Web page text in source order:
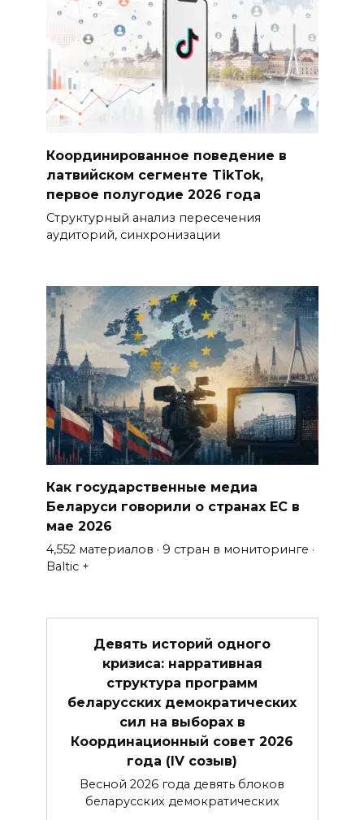
Координированное поведение в
латвийском сегменте TikTok,
первое полугодие 2026 года
Структурный анализ пересечения
аудиторий, синхронизации
Как государственные медиа
Беларуси говорили о странах ЕС в
мае 2026
4,552 материалов · 9 стран в мониторинге ·
Baltic +
Девять историй одного
кризиса: нарративная
структура программ
беларусских демократических
сил на выборах в
Координационный совет 2026
года (IV созыв)
Весной 2026 года девять блоков
беларусских демократических